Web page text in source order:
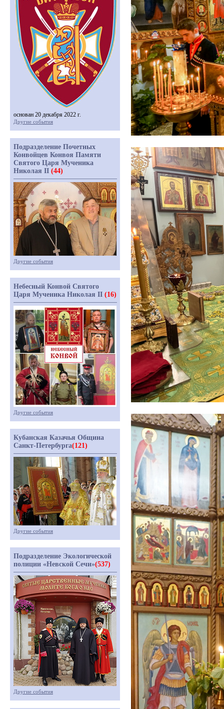
основан 20 декабря 2022 г.
Другие события
Подразделение Почетных
Конвойцев Конвоя Памяти
Святого Царя Мученика
Николая II (44)
Другие события
Небесный Конвой Святого
Царя Мученика Николая II (16)
Другие события
Кубанская Казачья Община
Санкт-Петербурга(121)
Другие события
Подразделение Экологической
полиции «Невской Сечи»(537)
Другие события